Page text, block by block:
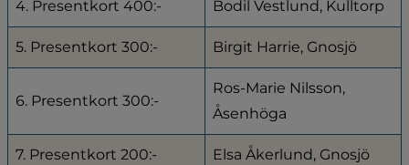
4. Presentkort 400:- Bodil Vestlund, Kulltorp
5. Presentkort 300:- Birgit Harrie, Gnosjö
6. Presentkort 300:-
Ros-Marie Nilsson,
Åsenhöga
7. Presentkort 200:- Elsa Åkerlund, Gnosjö